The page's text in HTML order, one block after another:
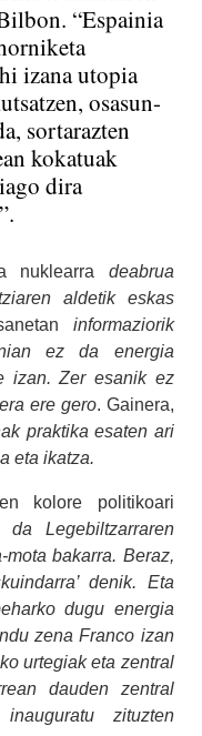
“Espainia
izana utopia
osasun-
sortarazten
kokatuak
dira
nuklearra deabrua
aldetik eskas
informaziorik
ez da energia
izan. Zer esanik ez
ere gero. Gainera,
praktika esaten ari
eta ikatza.
kolore politikoari
da Legebiltzarraren
bakarra. Beraz,
denik. Eta
dugu energia
zena Franco izan
urtegiak eta zentral
dauden zentral
zituzten